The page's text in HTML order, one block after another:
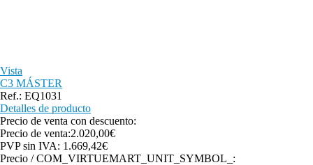
Vista
C3 MÁSTER
Ref.: EQ1031
Detalles de producto
Precio de venta con descuento:
Precio de venta:2.020,00€
PVP sin IVA: 1.669,42€
Precio / COM_VIRTUEMART_UNIT_SYMBOL_: